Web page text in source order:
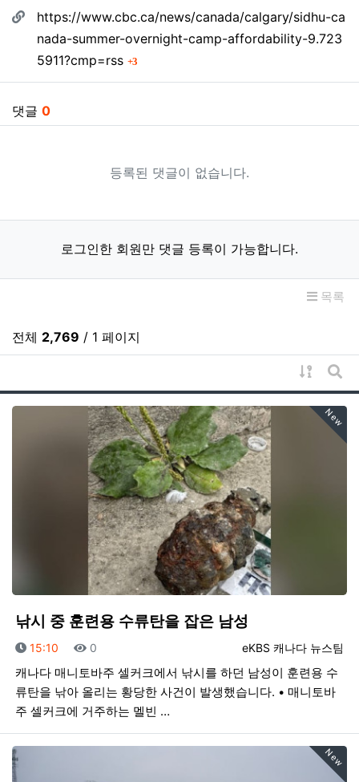
관련자료
https://www.cbc.ca/news/canada/calgary/sidhu-ca
nada-summer-overnight-camp-affordability-9.723
5911?cmp=rss
3회 연결
댓글 0
등록된 댓글이 없습니다.
로그인한 회원만 댓글 등록이 가능합니다.
목록
전체 2,769 / 1 페이지
게시물
게
New
낚시 중 훈련용 수류탄을 잡은 남성
등록자
eKBS 캐나다 뉴스팀
등록일
15:10 조회
0
캐나다 매니토바주 셀커크에서 낚시를 하던 남성이 훈련용 수
류탄을 낚아 올리는 황당한 사건이 발생했습니다. • 매니토바
주 셀커크에 거주하는 멜빈 …
New